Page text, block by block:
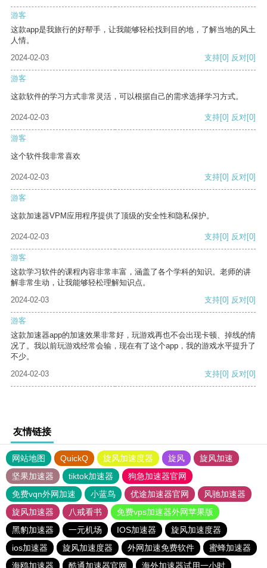
游客
这款app是我旅行的好帮手，让我能够轻松找到目的地，了解当地的风土
人情。
2024-02-03
支持[0] 反对[0]
游客
这款软件的学习方式非常灵活，可以根据自己的需求选择学习方式。
2024-02-03 支持[0] 反对[0]
游客
这个软件我非常喜欢
2024-02-03 支持[0] 反对[0]
游客
这款加速器VPM应用程序提供了顶级的安全性和隐私保护。
2024-02-03 支持[0] 反对[0]
游客
这款学习软件的课程内容非常丰富，涵盖了各个学科的知识。老师的讲
解非常生动，让我能够轻松理解知识点。
2024-02-03
支持[0] 反对[0]
游客
这款加速器app的加速效果非常好，玩游戏再也不会出现卡顿、掉线的情
况了。我以前玩游戏经常会输，现在有了这个app，我的游戏水平提升了
不少。
2024-02-03
支持[0] 反对[0]
友情链接
网站地图 QuickQ 旋风加速度器 旋风
旋风加速
坚果加速器
tiktok加速器
狗急加速器官网
免费vqn外网加速
小蓝鸟 优途加速器官网
风驰加速器
旋风加速器
八戒看书
免费vps加速器外网苹果版
黑豹加速器
一元机场 IOS加速器
旋风加速度器
ios加速器
旋风加速度器 外网加速免费软件
蜜蜂加速器
海鸥加速器
酷通加速器官网 海外加速器试用一小时